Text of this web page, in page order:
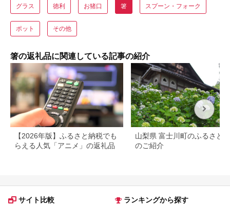
グラス 徳利 お猪口 箸 スプーン・フォーク
ポット その他
箸の返礼品に関連している記事の紹介
【2026年版】ふるさと納税でも
らえる人気「アニメ」の返礼品
山梨県 富士川町のふるさと
のご紹介
サイト比較 ランキングから探す